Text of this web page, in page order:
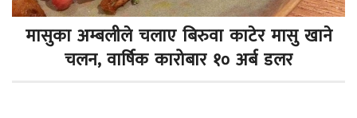
मासुका अम्बलीले चलाए बिरुवा काटेर मासु खाने
चलन, वार्षिक कारोबार १० अर्ब डलर